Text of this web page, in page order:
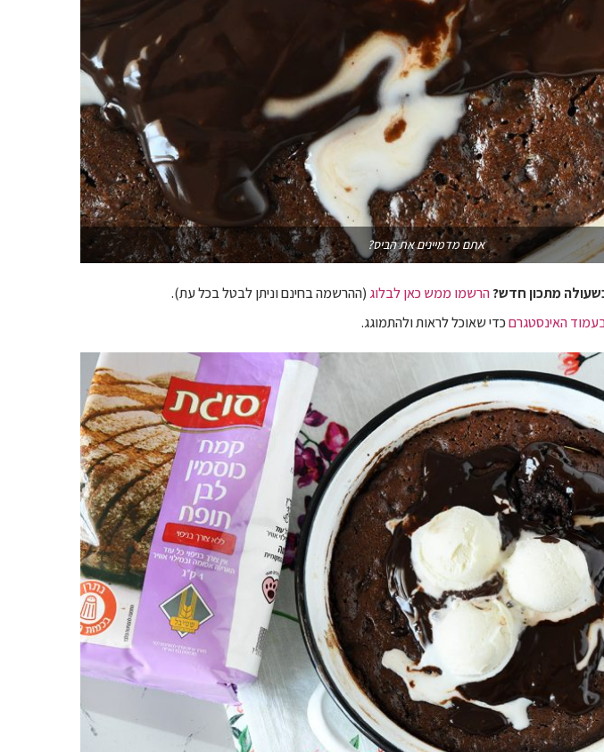
אתם מדמיינים את הביס?
מתכון חדש?הרשמו ממש כאן לבלוג(ההרשמה בחינם וניתן לבטל בכל עת).
האינסטגרםכדי שאוכל לראות ולהתמוגג.